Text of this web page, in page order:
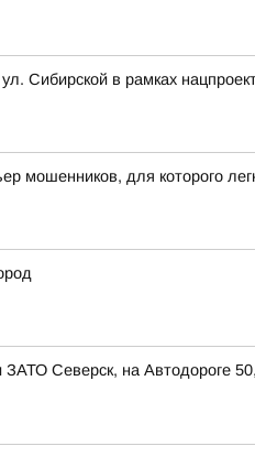
Сибирской в рамках
мошенников, для которого
Северск, на Автодороге